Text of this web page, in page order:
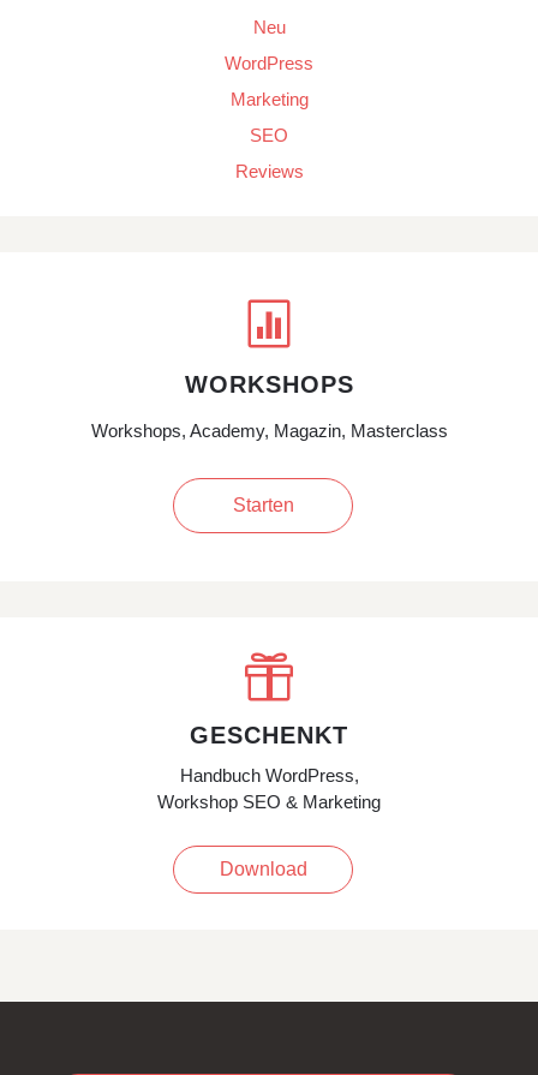
Neu
WordPress
Marketing
SEO
Reviews

WORKSHOPS
Workshops, Academy, Magazin, Masterclass
Starten

GESCHENKT
Handbuch WordPress,
Workshop SEO & Marketing
Download